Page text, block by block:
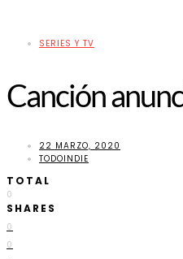
SERIES Y TV
Canción
22 MARZO, 2020
TODOINDIE
TOTAL
0
SHARES
0
0